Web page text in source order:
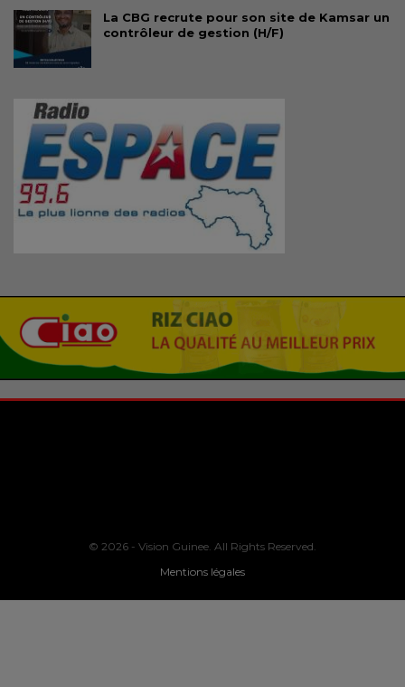
La CBG recrute pour son site de Kamsar un
contrôleur de gestion (H/F)
© 2026 - Vision Guinee. All Rights Reserved.
Mentions légales